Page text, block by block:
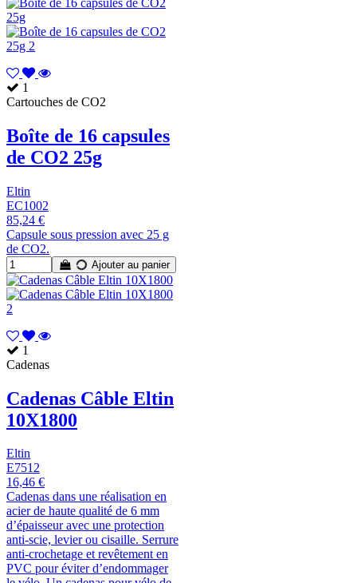
1
Cartouches de CO2
Boîte de 16 capsules
de CO2 25g
Eltin
EC1002
85,24 €
Capsule sous pression avec 25 g
de CO2.
Ajouter au panier
1
Cadenas
Cadenas Câble Eltin
10X1800
Eltin
E7512
16,46 €
Cadenas dans une réalisation en
acier de haute qualité de 6 mm
d’épaisseur avec une protection
anti-scie, levier ou cisaille. Serrure
anti-crochetage et revêtement en
PVC pour éviter d’endommager